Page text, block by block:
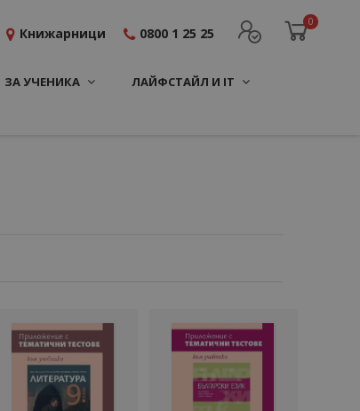
0
Книжарници 0800 1 25 25
ЗА УЧЕНИКА ЛАЙФСТАЙЛ И IT